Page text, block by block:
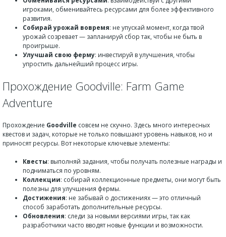
игроками, обменивайтесь ресурсами для более эффективного
развития.
Собирай урожай вовремя: не упускай момент, когда твой
урожай созревает — запланируй сбор так, чтобы не быть в
проигрыше.
Улучшай свою ферму: инвестируй в улучшения, чтобы
упростить дальнейший процесс игры.
Прохождение Goodville: Farm Game
Adventure
Прохождение Goodville совсем не скучно. Здесь много интересных
квестов и задач, которые не только повышают уровень навыков, но и
приносят ресурсы. Вот некоторые ключевые элементы:
Квесты: выполняй задания, чтобы получать полезные награды и
подниматься по уровням.
Коллекции: собирай коллекционные предметы, они могут быть
полезны для улучшения фермы.
Достижения: не забывай о достижениях — это отличный
способ заработать дополнительные ресурсы.
Обновления: следи за новыми версиями игры, так как
разработчики часто вводят новые функции и возможности.